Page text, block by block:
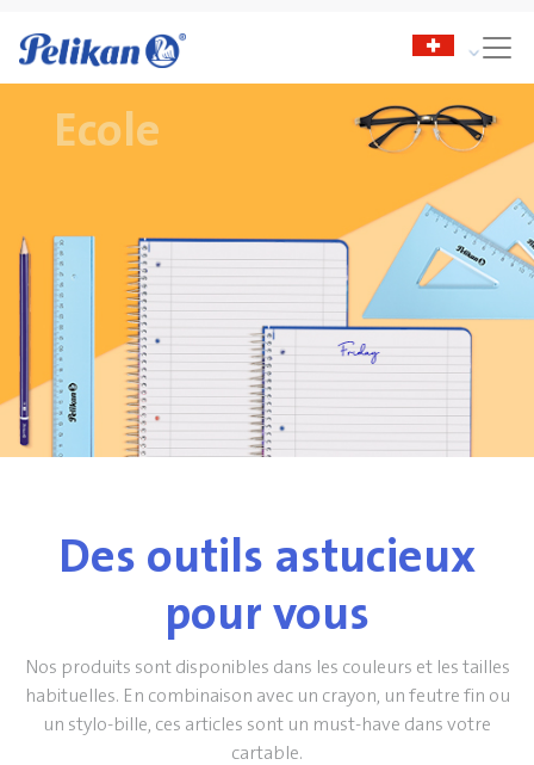
Ecole
Des outils astucieux
pour vous
Nos produits sont disponibles dans les couleurs et les tailles
habituelles. En combinaison avec un crayon, un feutre fin ou
un stylo-bille, ces articles sont un must-have dans votre
cartable.